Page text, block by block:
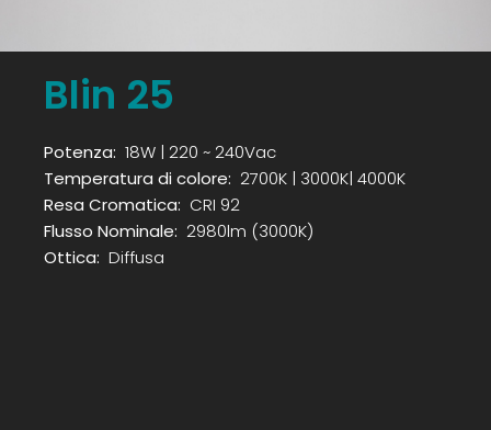
Blin 25
Potenza: 18W | 220 ~ 240Vac
Temperatura di colore: 2700K | 3000K| 4000K
Resa Cromatica: CRI 92
Flusso Nominale: 2980lm (3000K)
Ottica: Diffusa